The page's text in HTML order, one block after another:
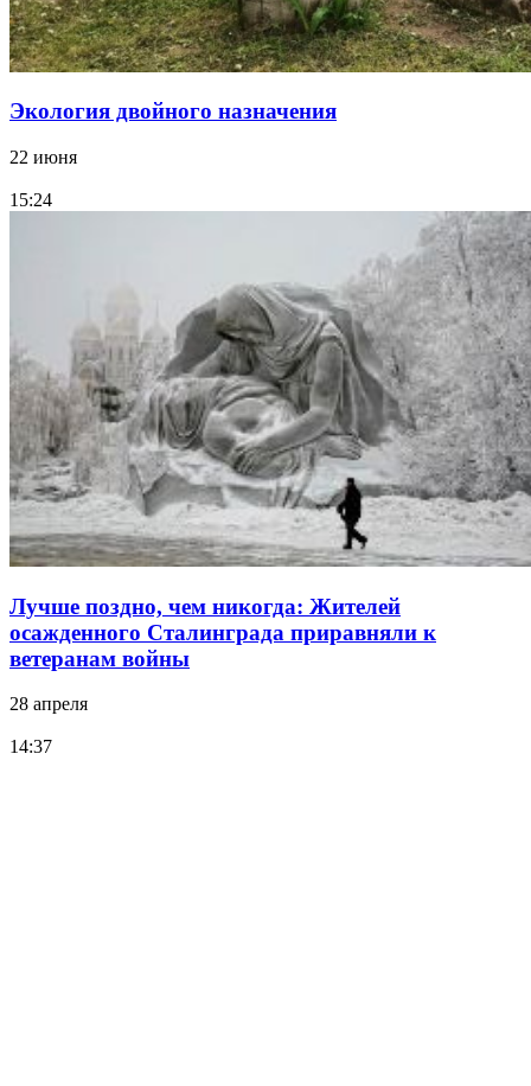
Экология двойного назначения
22 июня
15:24
Лучше поздно, чем никогда: Жителей
осажденного Сталинграда приравняли к
ветеранам войны
28 апреля
14:37